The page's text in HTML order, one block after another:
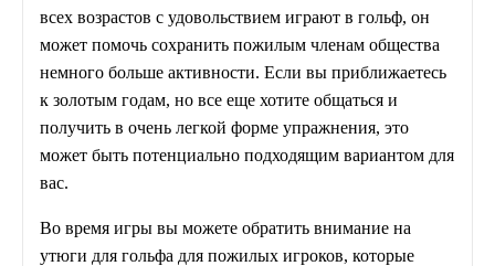
всех возрастов с удовольствием играют в гольф, он
может помочь сохранить пожилым членам общества
немного больше активности. Если вы приближаетесь
к золотым годам, но все еще хотите общаться и
получить в очень легкой форме упражнения, это
может быть потенциально подходящим вариантом для
вас.
Во время игры вы можете обратить внимание на
утюги для гольфа для пожилых игроков, которые